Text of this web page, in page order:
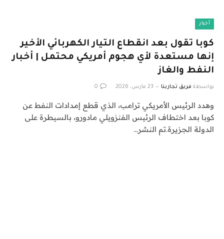
أخبار
كوبا تقول بعد انقطاع التيار الكهربائي الأخير
إنها مستعدة لأي هجوم أمريكي محتمل | أخبار
النفط والغاز
بواسطة فريق تجاربنا 23 مارس، 2026 0
وهدد الرئيس الأمريكي ترامب، الذي قطع إمدادات النفط عن
كوبا بعد اختطاف الرئيس الفنزويلي مادورو، بالسيطرة على
الدولة الجزيرة.تم النشر…